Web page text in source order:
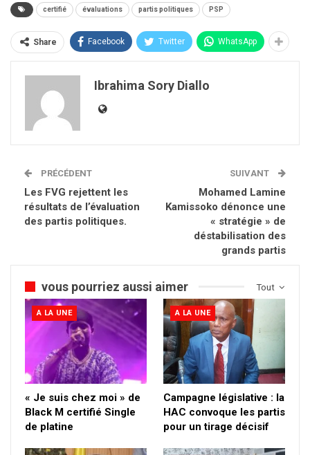
certifié évaluations partis politiques PSP
Share Facebook Twitter WhatsApp
Ibrahima Sory Diallo
PRÉCÉDENT
Les FVG rejettent les
résultats de l’évaluation
des partis politiques.
SUIVANT
Mohamed Lamine
Kamissoko dénonce une
« stratégie » de
déstabilisation des
grands partis
Tout
vous pourriez aussi aimer
A LA UNE
« Je suis chez moi » de
Black M certifié Single
de platine
A LA UNE
Campagne législative : la
HAC convoque les partis
pour un tirage décisif